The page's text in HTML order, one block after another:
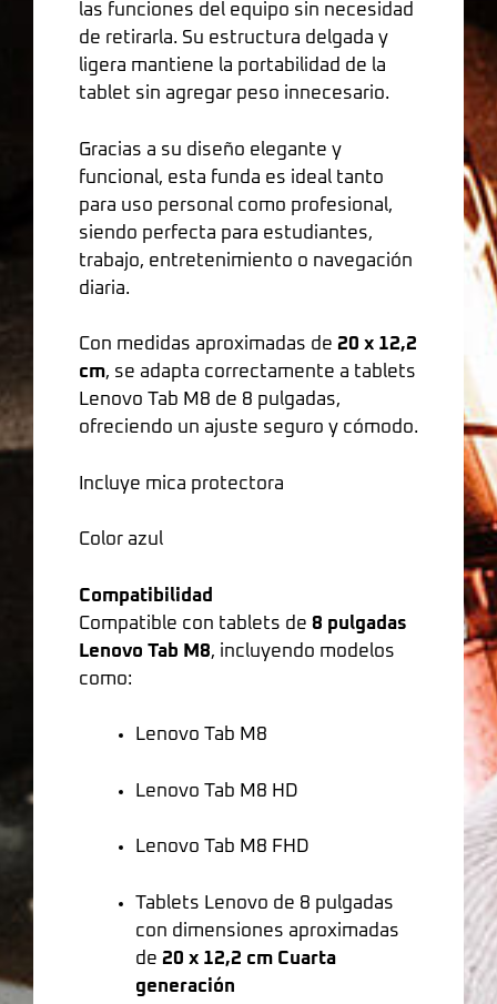
las funciones del equipo sin necesidad
de retirarla. Su estructura delgada y
ligera mantiene la portabilidad de la
tablet sin agregar peso innecesario.
Gracias a su diseño elegante y
funcional, esta funda es ideal tanto
para uso personal como profesional,
siendo perfecta para estudiantes,
trabajo, entretenimiento o navegación
diaria.
Con medidas aproximadas de 20 x 12,2
cm, se adapta correctamente a tablets
Lenovo Tab M8 de 8 pulgadas,
ofreciendo un ajuste seguro y cómodo.
Incluye mica protectora
Color azul
Compatibilidad
Compatible con tablets de 8 pulgadas
Lenovo Tab M8, incluyendo modelos
como:
Lenovo Tab M8
Lenovo Tab M8 HD
Lenovo Tab M8 FHD
Tablets Lenovo de 8 pulgadas
con dimensiones aproximadas
de 20 x 12,2 cm Cuarta
generación